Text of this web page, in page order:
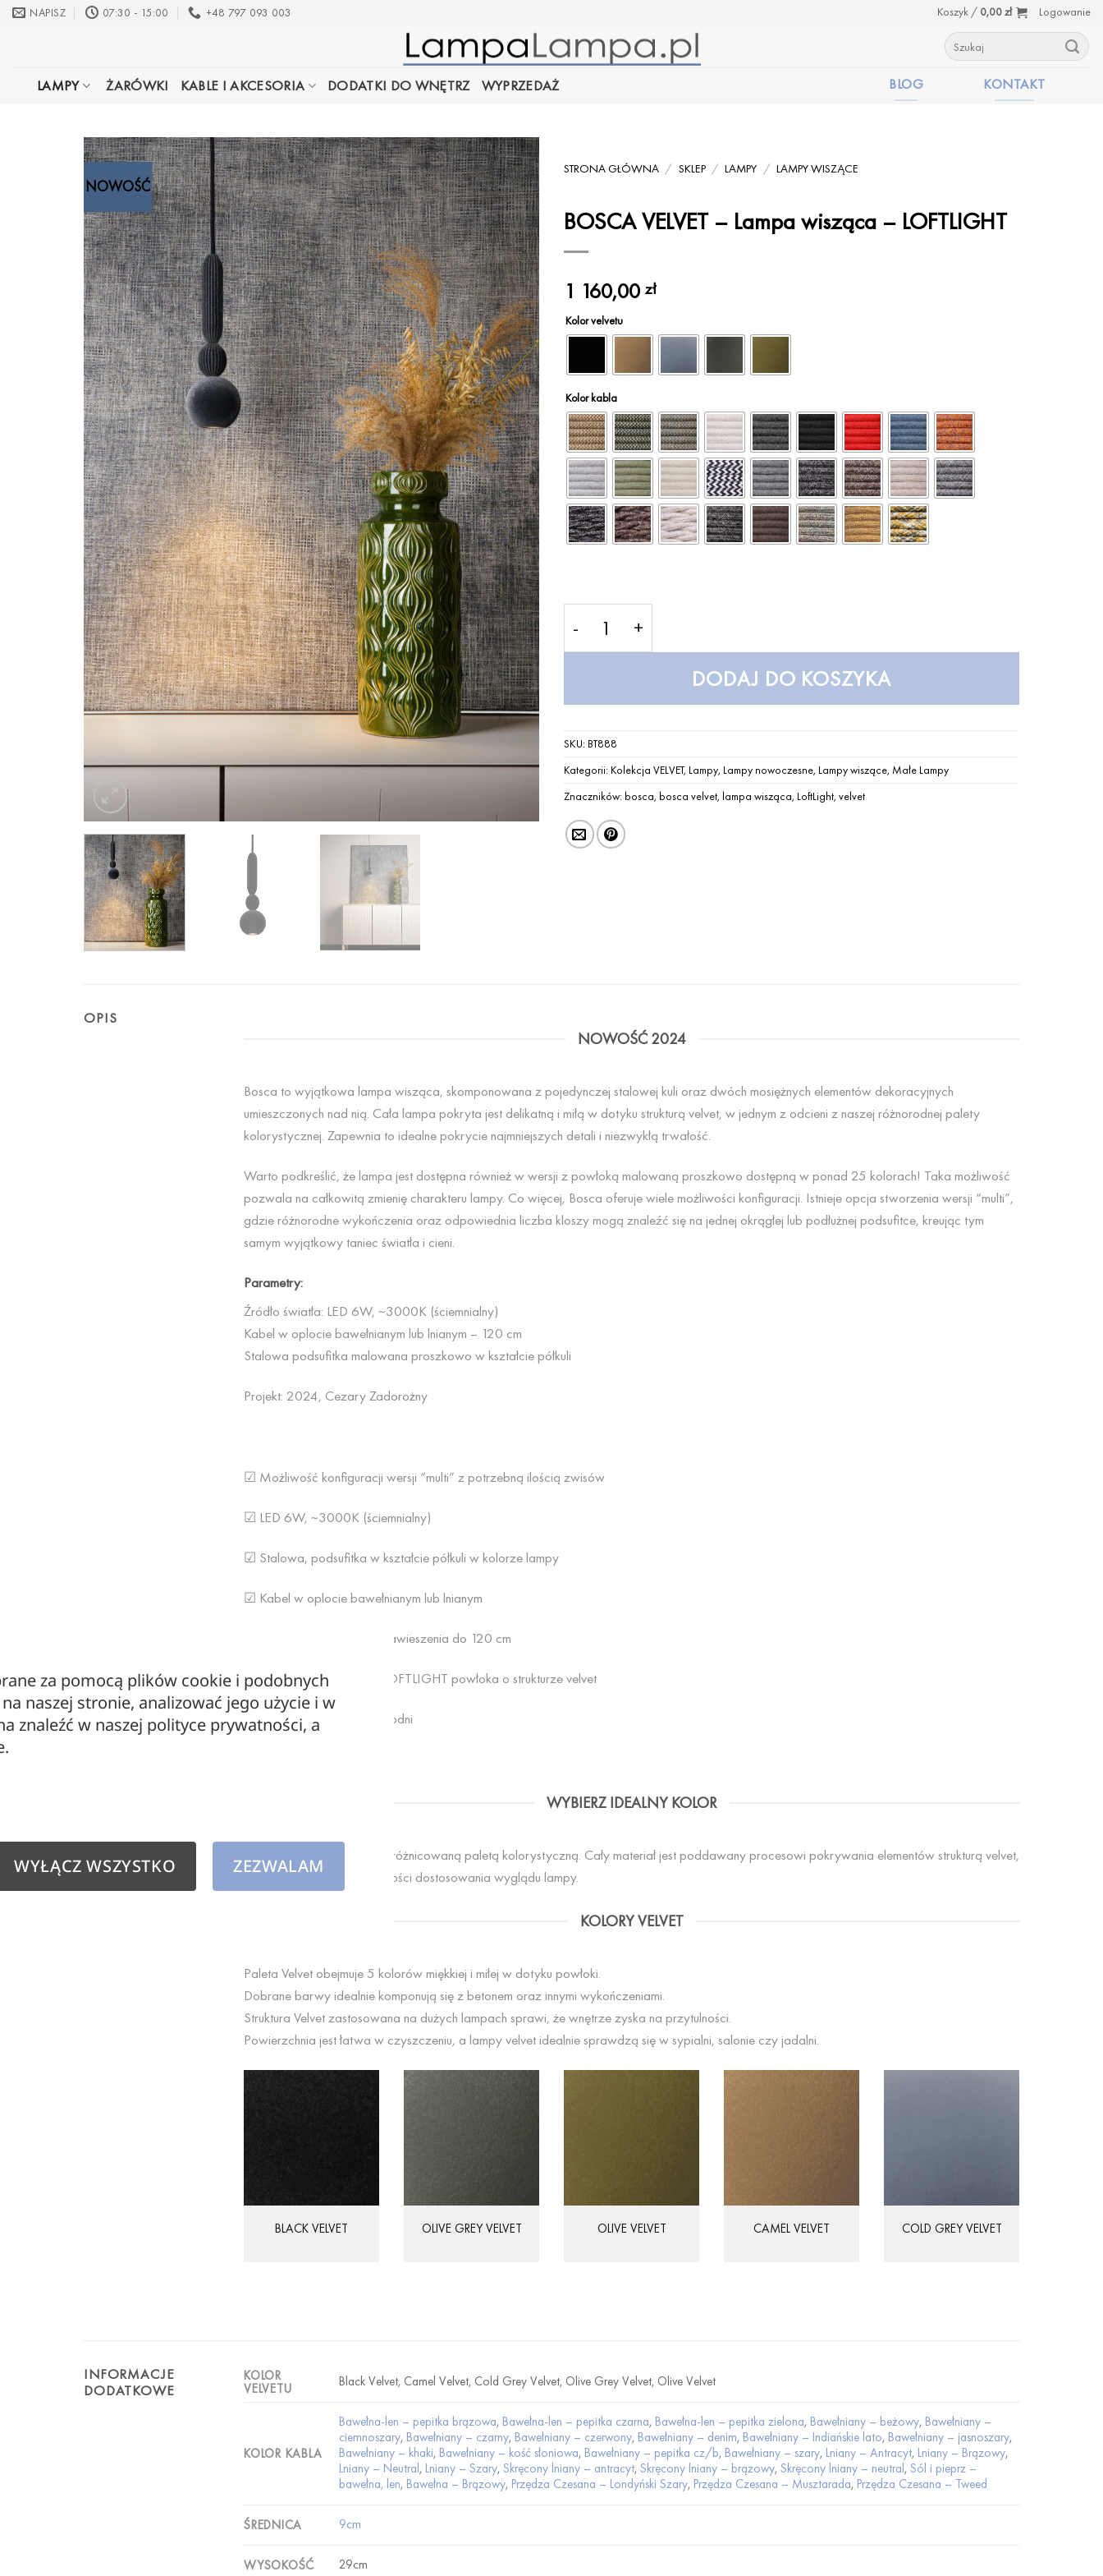
PrzewińNAPISZ 07:30 - 15:00 +48 797 093 003 Koszyk / 0,00zł
Logowanie
Szukaj:
LAMPY ŻARÓWKI KABLE I AKCESORIA DODATKI DO WNĘTRZ WYPRZEDAŻ BLOG KONTAKT
NOWOŚĆ
STRONA GŁÓWNA / SKLEP / LAMPY / LAMPY WISZĄCE
BOSCA VELVET – Lampa wisząca – LOFTLIGHT
1 160,00zł
Kolor velvetu
Kolor kabla
ilość BOSCA VELVET - Lampa wisząca – LOFTLIGHT
DODAJ DO KOSZYKA
SKU: BT888
Kategorii: Kolekcja VELVET, Lampy, Lampy nowoczesne, Lampy wiszące, Małe Lampy
Znaczników: bosca, bosca velvet, lampa wisząca, LoftLight, velvet
OPIS
NOWOŚĆ 2024
Bosca to wyjątkowa lampa wisząca, skomponowana z pojedynczej stalowej kuli oraz dwóch mosiężnych elementów dekoracyjnych
umieszczonych nad nią. Cała lampa pokryta jest delikatną i miłą w dotyku strukturą velvet, w jednym z odcieni z naszej różnorodnej palety
kolorystycznej. Zapewnia to idealne pokrycie najmniejszych detali i niezwykłą trwałość.
Warto podkreślić, że lampa jest dostępna również w wersji z powłoką malowaną proszkowo dostępną w ponad 25 kolorach! Taka możliwość
pozwala na całkowitą zmienię charakteru lampy. Co więcej, Bosca oferuje wiele możliwości konfiguracji. Istnieje opcja stworzenia wersji “multi”,
gdzie różnorodne wykończenia oraz odpowiednia liczba kloszy mogą znaleźć się na jednej okrągłej lub podłużnej podsufitce, kreując tym
samym wyjątkowy taniec światła i cieni.
Parametry:
Źródło światła: LED 6W, ~3000K (ściemnialny)
Kabel w oplocie bawełnianym lub lnianym – 120 cm
Stalowa podsufitka malowana proszkowo w kształcie półkuli
Projekt: 2024, Cezary Zadorożny
☑ Możliwość konfiguracji wersji “multi” z potrzebną ilością zwisów
☑ LED 6W, ~3000K (ściemnialny)
☑ Stalowa, podsufitka w kształcie półkuli w kolorze lampy
☑ Kabel w oplocie bawełnianym lub lnianym
☑ Standardowa długość zawieszenia do 120 cm
☑ Specyficzna dla marki LOFTLIGHT powłoka o strukturze velvet
☑ Czas realizacji do 6 tygodni
WYBIERZ IDEALNY KOLOR
Bosca Velvet wyróżnia się zróżnicowaną paletą kolorystyczną. Cały materiał jest poddawany procesowi pokrywania elementów strukturą velvet,
co otwiera szerokie możliwości dostosowania wyglądu lampy.
KOLORY VELVET
Paleta Velvet obejmuje 5 kolorów miękkiej i miłej w dotyku powłoki.
Dobrane barwy idealnie komponują się z betonem oraz innymi wykończeniami.
Struktura Velvet zastosowana na dużych lampach sprawi, że wnętrze zyska na przytulności.
Powierzchnia jest łatwa w czyszczeniu, a lampy velvet idealnie sprawdzą się w sypialni, salonie czy jadalni.
BLACK VELVET OLIVE GREY VELVET OLIVE VELVET CAMEL VELVET COLD GREY VELVET
INFORMACJE
DODATKOWE
KOLOR
VELVETU
Black Velvet, Camel Velvet, Cold Grey Velvet, Olive Grey Velvet, Olive Velvet
KOLOR KABLA
Bawełna-len – pepitka brązowa, Bawełna-len – pepitka czarna, Bawełna-len – pepitka zielona, Bawełniany – beżowy, Bawełniany –
ciemnoszary, Bawełniany – czarny, Bawełniany – czerwony, Bawełniany – denim, Bawełniany – Indiańskie lato, Bawełniany – jasnoszary,
Bawełniany – khaki, Bawełniany – kość słoniowa, Bawełniany – pepitka cz/b, Bawełniany – szary, Lniany – Antracyt, Lniany – Brązowy,
Lniany – Neutral, Lniany – Szary, Skręcony lniany – antracyt, Skręcony lniany – brązowy, Skręcony lniany – neutral, Sól i pieprz –
bawełna, len, Bawełna – Brązowy, Przędza Czesana – Londyński Szary, Przędza Czesana – Musztarada, Przędza Czesana – Tweed
ŚREDNICA 9cm
WYSOKOŚĆ 29cm
za pomocą plików cookie i podobnych
naszej stronie, analizować jego użycie i w
znaleźć w naszej polityce prywatności, a
WYŁĄCZ WSZYSTKO ZEZWALAM